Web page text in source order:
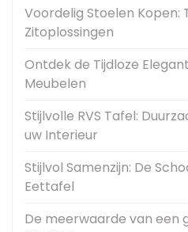
Voordelig Stoelen Kopen:
Zitoplossingen
Ontdek de Tijdloze
Meubelen
Stijlvolle RVS Tafel:
uw Interieur
Stijlvol Samenzijn: De
Eettafel
De meerwaarde van een